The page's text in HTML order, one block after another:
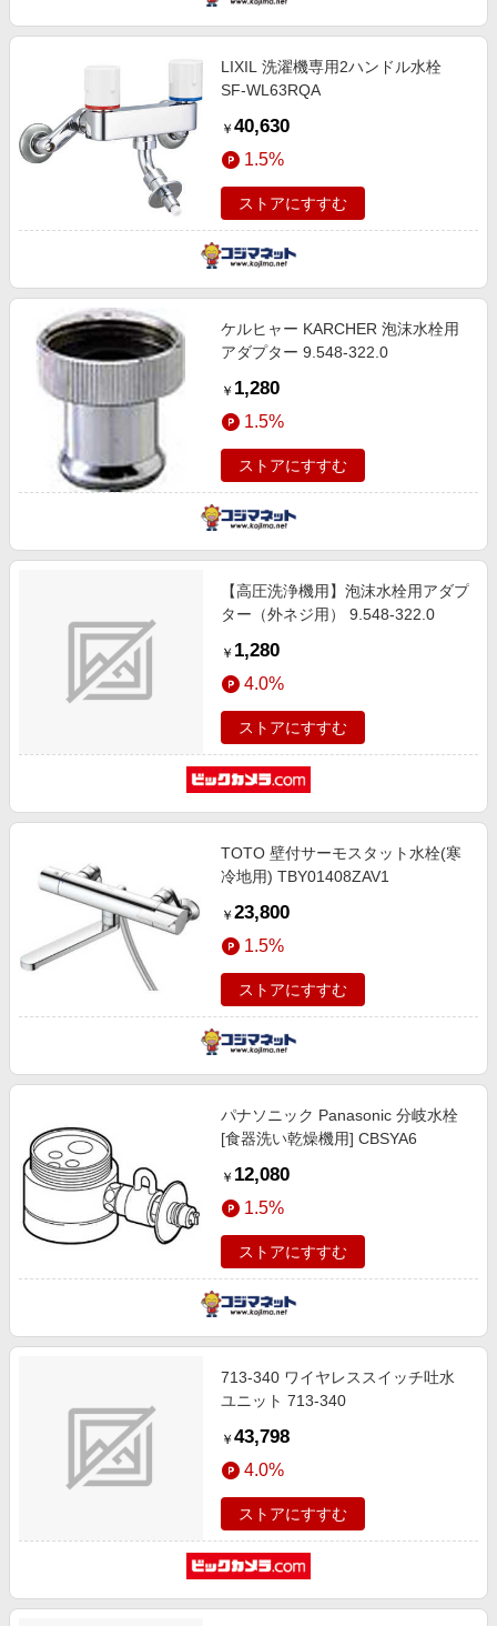
LIXIL 洗濯機専用2ハンドル水栓
SF-WL63RQA
￥ 40,630
1.5%
ストアにすすむ
ケルヒャー KARCHER 泡沫水栓用
アダプター 9.548-322.0
￥ 1,280
1.5%
ストアにすすむ
【高圧洗浄機用】泡沫水栓用アダプ
ター（外ネジ用） 9.548-322.0
￥ 1,280
4.0%
ストアにすすむ
TOTO 壁付サーモスタット水栓(寒
冷地用) TBY01408ZAV1
￥ 23,800
1.5%
ストアにすすむ
パナソニック Panasonic 分岐水栓
[食器洗い乾燥機用] CBSYA6
￥ 12,080
1.5%
ストアにすすむ
713-340 ワイヤレススイッチ吐水
ユニット 713-340
￥ 43,798
4.0%
ストアにすすむ